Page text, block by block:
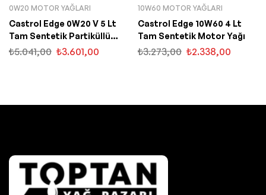
0W20 MOTOR YAĞLARI
Castrol Edge 0W20 V 5 Lt
Tam Sentetik Partiküllü
Motor Yağı
₺5.041,00 ₺3.601,00
10W60 MOTOR YAĞLARI
Castrol Edge 10W60 4 Lt
Tam Sentetik Motor Yağı
₺3.273,00 ₺2.338,00